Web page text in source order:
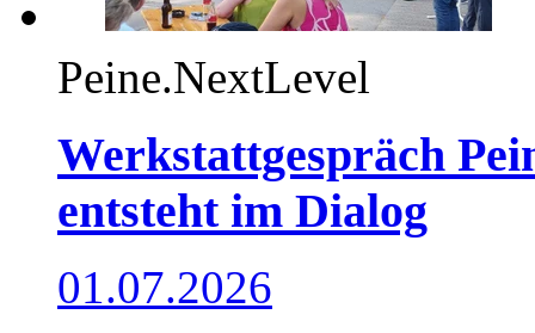
Peine.NextLevel
Werkstattgespräch
entsteht im Dialog
01.07.2026